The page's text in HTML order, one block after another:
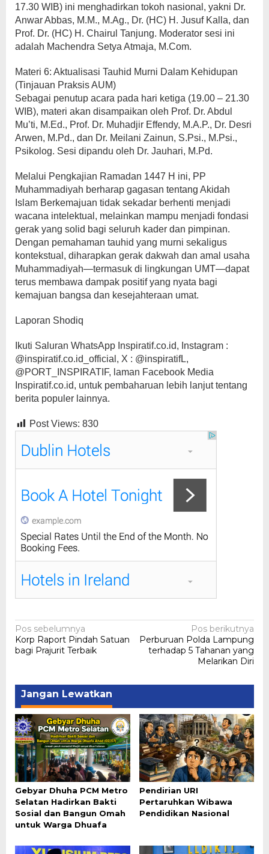
17.30 WIB) ini menghadirkan tokoh nasional, yakni Dr.
Anwar Abbas, M.M., M.Ag., Dr. (HC) H. Jusuf Kalla, dan
Prof. Dr. (HC) H. Chairul Tanjung. Moderator sesi ini
adalah Machendra Setya Atmaja, M.Com.
Materi 6: Aktualisasi Tauhid Murni Dalam Kehidupan
(Tinjauan Praksis AUM)
Sebagai penutup acara pada hari ketiga (19.00 – 21.30
WIB), materi akan disampaikan oleh Prof. Dr. Abdul
Mu’ti, M.Ed., Prof. Dr. Muhadjir Effendy, M.A.P., Dr. Desri
Arwen, M.Pd., dan Dr. Meilani Zainun, S.Psi., M.Psi.,
Psikolog. Sesi dipandu oleh Dr. Jauhari, M.Pd.
Melalui Pengkajian Ramadan 1447 H ini, PP
Muhammadiyah berharap gagasan tentang Akidah
Islam Berkemajuan tidak sekadar berhenti menjadi
wacana intelektual, melainkan mampu menjadi fondasi
gerak yang solid bagi seluruh kader dan pimpinan.
Dengan pemahaman tauhid yang murni sekaligus
kontekstual, diharapkan gerak dakwah dan amal usaha
Muhammadiyah—termasuk di lingkungan UMT—dapat
terus membawa dampak positif yang nyata bagi
kemajuan bangsa dan kesejahteraan umat.
Laporan Shodiq
Ikuti Saluran WhatsApp Inspiratif.co.id, Instagram :
@inspiratif.co.id_official, X : @inspiratifL,
@PORT_INSPIRATIF, laman Facebook Media
Inspiratif.co.id, untuk pembaharuan lebih lanjut tentang
berita populer lainnya.
Post Views: 830
Navigasi
pos
Pos sebelumnya
Korp Raport Pindah Satuan
bagi Prajurit Terbaik
Pos berikutnya
Perburuan Polda Lampung
terhadap 5 Tahanan yang
Melarikan Diri
Jangan Lewatkan
Gebyar Dhuha PCM Metro
Selatan Hadirkan Bakti
Sosial dan Bangun Omah
untuk Warga Dhuafa
Pendirian URI
Pertaruhkan Wibawa
Pendidikan Nasional